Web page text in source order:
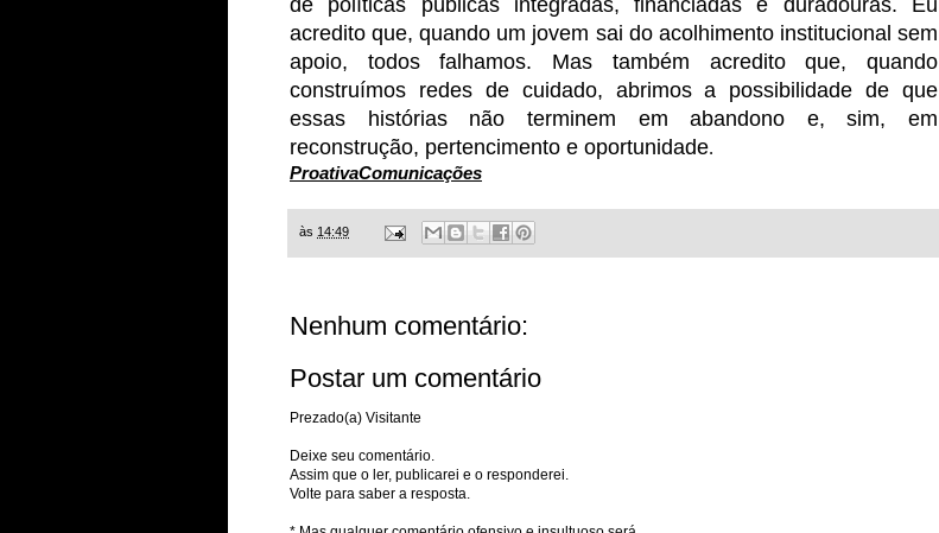
de políticas públicas integradas, financiadas e duradouras. Eu
acredito que, quando um jovem sai do acolhimento institucional sem
apoio, todos falhamos. Mas também acredito que, quando
construímos redes de cuidado, abrimos a possibilidade de que
essas histórias não terminem em abandono e, sim, em
reconstrução, pertencimento e oportunidade.
ProativaComunicações
às 14:49
Nenhum comentário:
Postar um comentário
Prezado(a) Visitante
Deixe seu comentário.
Assim que o ler, publicarei e o responderei.
Volte para saber a resposta.